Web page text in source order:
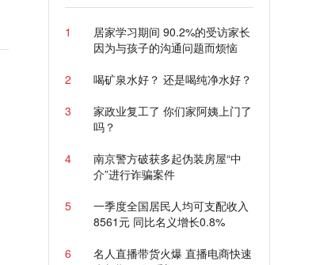
1
居家学习期间 90.2%的受访家长
因为与孩子的沟通问题而烦恼
2
喝矿泉水好？ 还是喝纯净水好？
3
家政业复工了 你们家阿姨上门了
吗？
4
南京警方破获多起伪装房屋“中
介”进行诈骗案件
5
一季度全国居民人均可支配收入
8561元 同比名义增长0.8%
6
名人直播带货火爆 直播电商快速